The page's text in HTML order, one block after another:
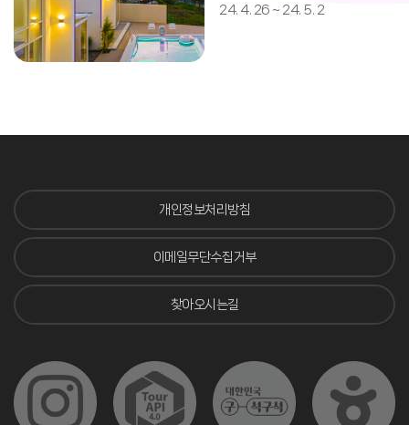
24. 4. 26 ~ 24. 5. 2
개인정보처리방침
이메일무단수집거부
찾아오시는길